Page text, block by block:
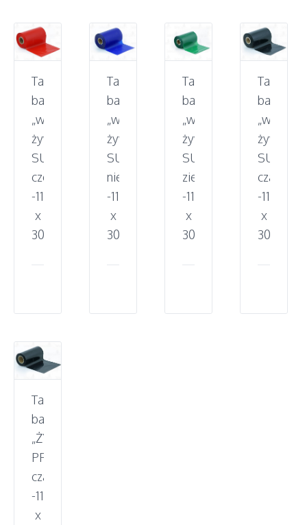
Taśma
barwiąca
„wosk-
żywica”
SUPER,
czerwona
-110mm
x
300m
Taśma
barwiąca
„wosk-
żywica”
SUPER,
niebieska
-110mm
x
300m
Taśma
barwiąca
„wosk-
żywica”
SUPER,
zielona
-110mm
x
300m
Taśma
barwiąca
„wosk-
żywica”
SUPER,
czarna
-110mm
x
300m
Taśma
barwiąca
„ŻYWICA”
PREMIUM,
czarna
-110mm
x